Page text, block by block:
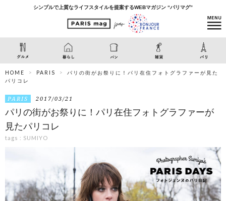
シンプルで上質なライフスタイルを提案するWEBマガジン “パリマグ”
HOME PARIS
パリの街がお祭りに！パリ在住フォトグラファーが見た
パリコレ
PARIS 2017/03/21
パリの街がお祭りに！パリ在住フォトグラファーが
見たパリコレ
tags : SUMIYO